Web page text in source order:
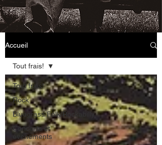
Accueil
Tout frais!
Rock
Bluegrass/Folk/Rockabilly
Concerts et
évènements
Tout frais!